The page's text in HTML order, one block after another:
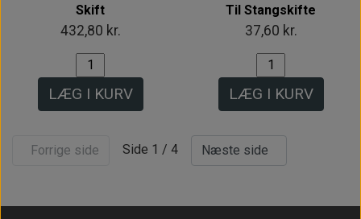
Skift
432,80 kr.
LÆG I KURV
Til Stangskifte
37,60 kr.
LÆG I KURV
Forrige side Side 1 / 4 Næste side